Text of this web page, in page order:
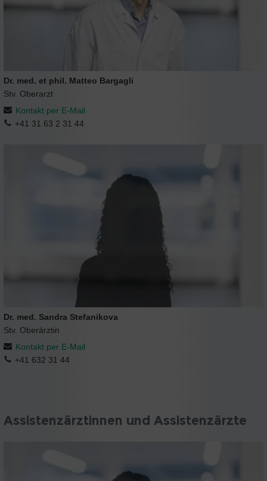
Dr. med. et phil. Matteo Bargagli
Stv. Oberarzt
Kontakt per E-Mail
+41 31 63 2 31 44
Dr. med. Sandra Stefanikova
Stv. Oberärztin
Kontakt per E-Mail
+41 632 31 44
Assistenzärztinnen und Assistenzärzte